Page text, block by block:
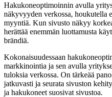
Hakukoneoptimoinnin avulla
näkyvyyden verkossa, houkutella
myyntiä. Kun sivusto näkyy
herättää enemmän luottamusta
brändiä.
Kokonaisuudessaan
markkinointia ja sen avulla
tuloksia verkossa. On tärkeää
jatkuvasti ja seurata sivuston
ja hakukoneet suosivat sivustoa.